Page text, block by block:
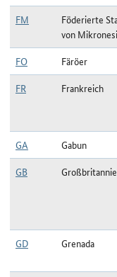
FM
Föderierte
von
FO
Färöer
FR
Frankreich
GA
Gabun
GB
GD
Grenada